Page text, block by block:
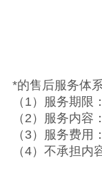
*的售后服务体
（1）服务期
（2）服务内
（3）服务费用
（4）不承担